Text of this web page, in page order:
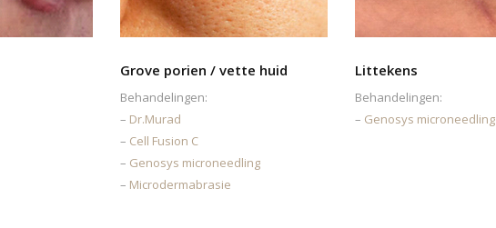
Grove porien / vette huid
Behandelingen:
– Dr.Murad
– Cell Fusion C
– Genosys microneedling
– Microdermabrasie
Littekens
Behandelingen:
– Genosys microneedling